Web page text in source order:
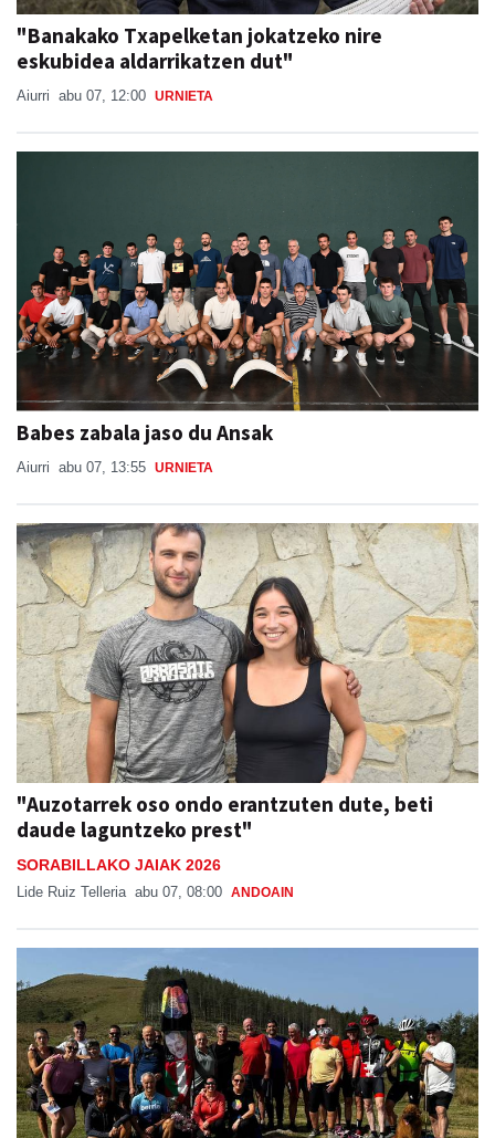
"Banakako Txapelketan jokatzeko nire
eskubidea aldarrikatzen dut"
Aiurri abu 07, 12:00 URNIETA
Babes zabala jaso du Ansak
Aiurri abu 07, 13:55 URNIETA
"Auzotarrek oso ondo erantzuten dute, beti
daude laguntzeko prest"
SORABILLAKO JAIAK 2026
Lide Ruiz Telleria abu 07, 08:00 ANDOAIN